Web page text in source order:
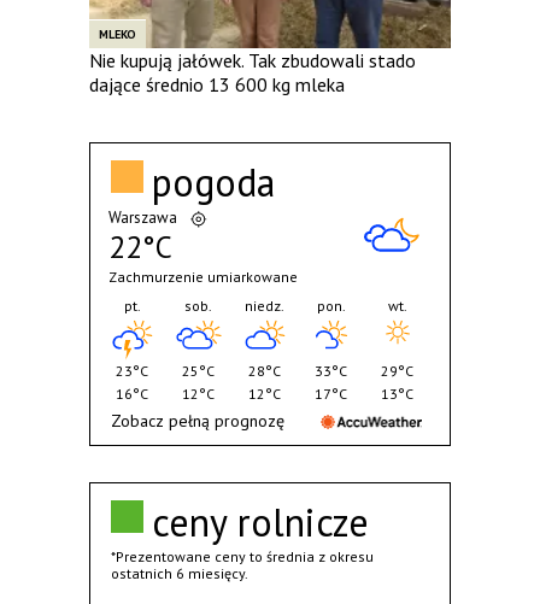
MLEKO
Nie kupują jałówek. Tak zbudowali stado
dające średnio 13 600 kg mleka
ceny rolnicze
*Prezentowane ceny to średnia z okresu
ostatnich 6 miesięcy.
pogoda
Warszawa
22°C
Zachmurzenie umiarkowane
pt.
23°C
16°C
sob.
25°C
12°C
niedz.
28°C
12°C
pon.
33°C
17°C
wt.
29°C
13°C
Zobacz pełną prognozę